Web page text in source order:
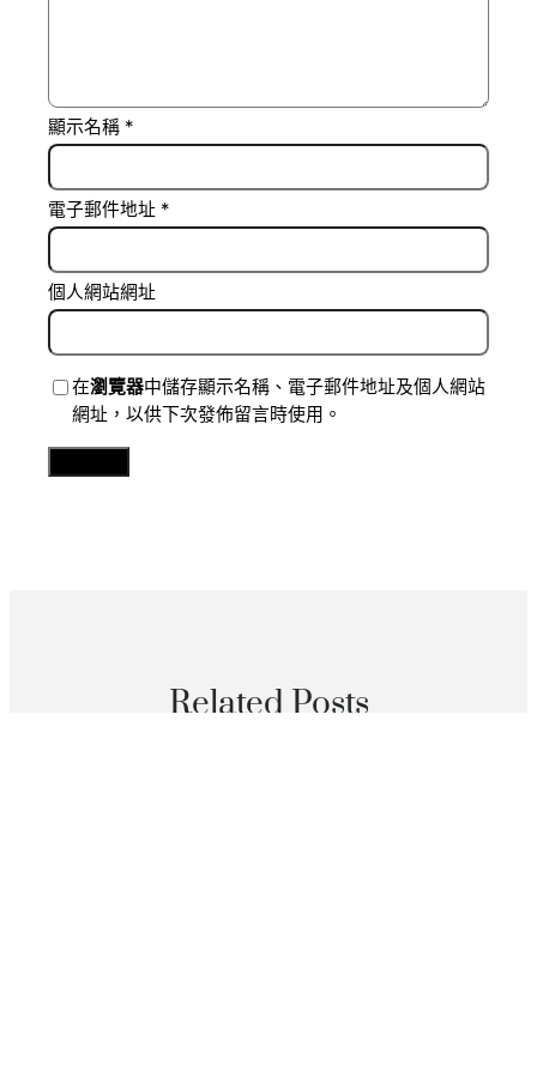
顯示名稱 *
電子郵件地址 *
個人網站網址
在瀏覽器中儲存顯示名稱、電子郵件地址及個人網站
網址，以供下次發佈留言時使用。
Related Posts